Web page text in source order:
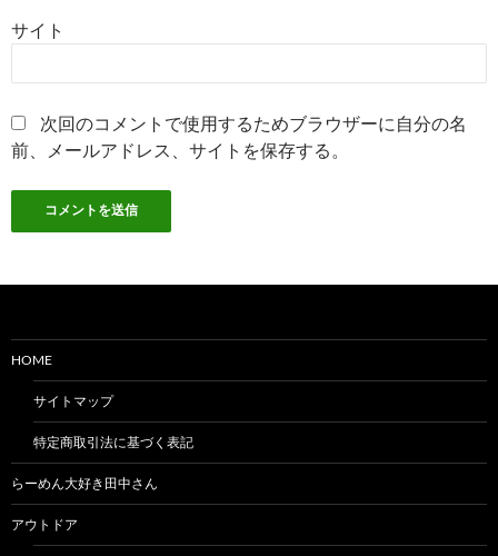
サイト
次回のコメントで使用するためブラウザーに自分の名
前、メールアドレス、サイトを保存する。
HOME
サイトマップ
特定商取引法に基づく表記
らーめん大好き田中さん
アウトドア